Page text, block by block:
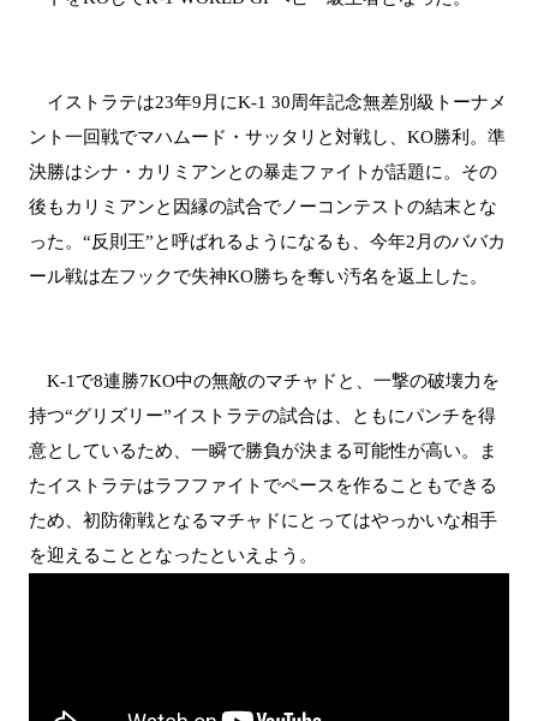
イストラテは23年9月にK-1 30周年記念無差別級トーナメ
ント一回戦でマハムード・サッタリと対戦し、KO勝利。準
決勝はシナ・カリミアンとの暴走ファイトが話題に。その
後もカリミアンと因縁の試合でノーコンテストの結末とな
った。“反則王”と呼ばれるようになるも、今年2月のババカ
ール戦は左フックで失神KO勝ちを奪い汚名を返上した。
K-1で8連勝7KO中の無敵のマチャドと、一撃の破壊力を
持つ“グリズリー”イストラテの試合は、ともにパンチを得
意としているため、一瞬で勝負が決まる可能性が高い。ま
たイストラテはラフファイトでペースを作ることもできる
ため、初防衛戦となるマチャドにとってはやっかいな相手
を迎えることとなったといえよう。